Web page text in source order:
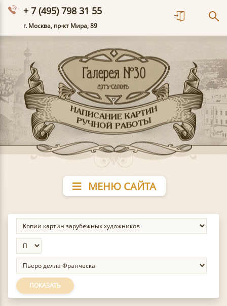
+ 7 (495) 798 31 55
г. Москва, пр-кт Мира, 89
МЕНЮ САЙТА
ПОКАЗАТЬ